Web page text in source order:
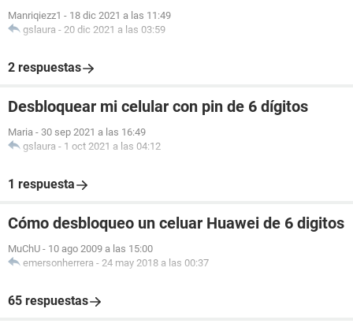
Manriqiezz1 - 18 dic 2021 a las 11:49
gslaura - 20 dic 2021 a las 03:59
2 respuestas
Desbloquear mi celular con pin de 6 dígitos
Maria - 30 sep 2021 a las 16:49
gslaura - 1 oct 2021 a las 04:12
1 respuesta
Cómo desbloqueo un celuar Huawei de 6 digitos
MuChU - 10 ago 2009 a las 15:00
emersonherrera - 24 may 2018 a las 00:37
65 respuestas